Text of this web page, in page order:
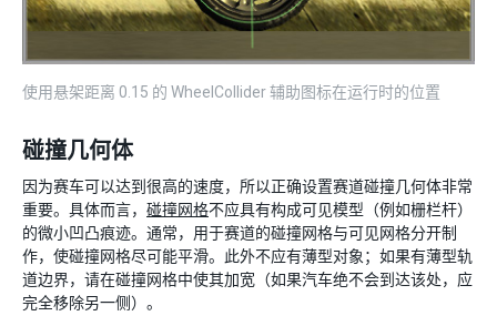
使用悬架距离 0.15 的 WheelCollider 辅助图标在运行时的位置
碰撞几何体
因为赛车可以达到很高的速度，所以正确设置赛道碰撞几何体非常
重要。具体而言， 碰撞网格不应具有构成可见模型（例如栅栏杆）
的微小凹凸痕迹。通常，用于赛道的碰撞网格与可见网格分开制
作，使碰撞网格尽可能平滑。此外不应有薄型对象；如果有薄型轨
道边界，请在碰撞网格中使其加宽（如果汽车绝不会到达该处，应
完全移除另一侧）。